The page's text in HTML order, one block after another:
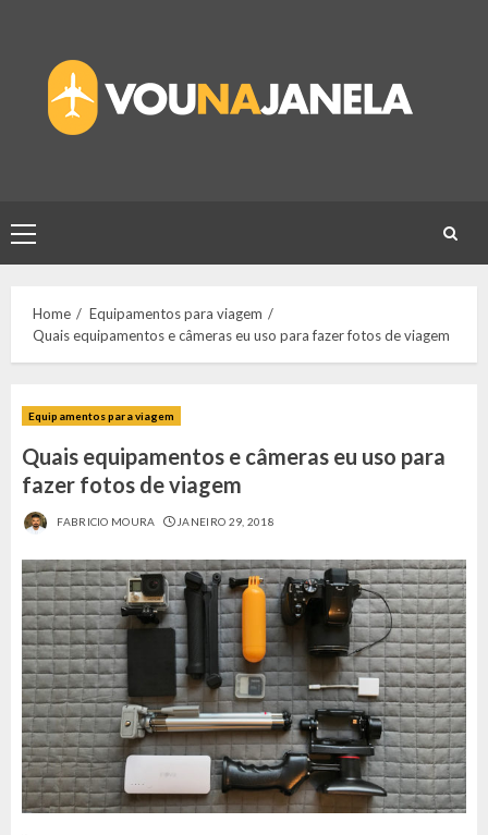
content
Primary
Menu
Home
Equipamentos para viagem
Quais equipamentos e câmeras eu uso para fazer fotos de viagem
Equipamentos para viagem
Quais equipamentos e câmeras eu uso para
fazer fotos de viagem
FABRICIO MOURA JANEIRO 29, 2018